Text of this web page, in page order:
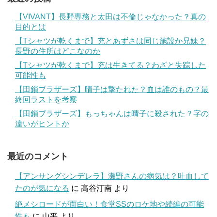
【VIVANT】長野専務と太田は不倫じゃなかった？真の
目的とは
【Tシャツが乾くまで】充とあずさは同じ施設か兄妹？
長野の住所はどこなのか
【Tシャツが乾くまで】充は生きてる？わざと失踪した
可能性も
【田鎖ブラザーズ】晴子は撃たれた？血は誰のもの？最
終回ラストを考察
【田鎖ブラザーズ】もっちゃんは晴子に殺された？字の
違いがヒントか
最近のコメント
【アンサングシンデレラ】瀬野さんの病気は？吐血して
たのが気になる に 高谷汀南 より
絶メシロードが面白い！食堂SSのロケ地や続編の可能